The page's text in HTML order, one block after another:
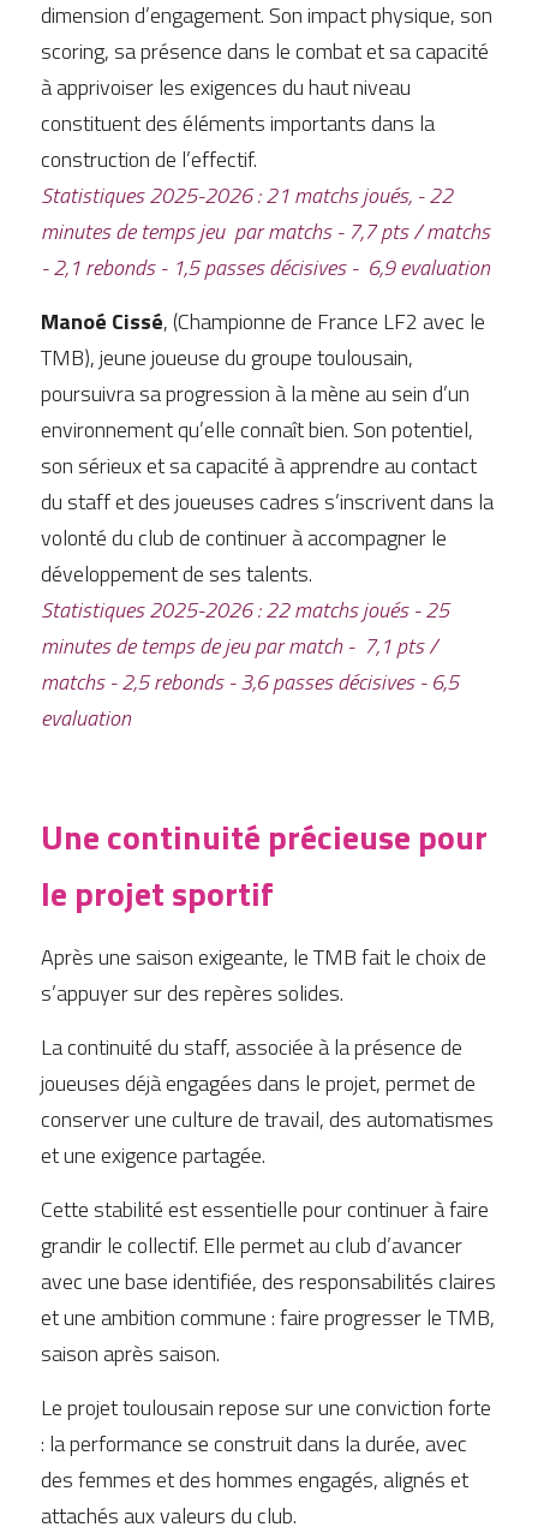
dimension d’engagement. Son impact physique, son
scoring, sa présence dans le combat et sa capacité
à apprivoiser les exigences du haut niveau
constituent des éléments importants dans la
construction de l’effectif.
Statistiques 2025-2026 : 21 matchs joués, - 22
minutes de temps jeu  par matchs - 7,7 pts / matchs
- 2,1 rebonds - 1,5 passes décisives -  6,9 evaluation
Manoé Cissé, (Championne de France LF2 avec le
TMB), jeune joueuse du groupe toulousain,
poursuivra sa progression à la mène au sein d’un
environnement qu’elle connaît bien. Son potentiel,
son sérieux et sa capacité à apprendre au contact
du staff et des joueuses cadres s’inscrivent dans la
volonté du club de continuer à accompagner le
développement de ses talents.
Statistiques 2025-2026 : 22 matchs joués - 25
minutes de temps de jeu par match -  7,1 pts /
matchs - 2,5 rebonds - 3,6 passes décisives - 6,5
evaluation
Une continuité précieuse pour
le projet sportif
Après une saison exigeante, le TMB fait le choix de
s’appuyer sur des repères solides.
La continuité du staff, associée à la présence de
joueuses déjà engagées dans le projet, permet de
conserver une culture de travail, des automatismes
et une exigence partagée.
Cette stabilité est essentielle pour continuer à faire
grandir le collectif. Elle permet au club d’avancer
avec une base identifiée, des responsabilités claires
et une ambition commune : faire progresser le TMB,
saison après saison.
Le projet toulousain repose sur une conviction forte
: la performance se construit dans la durée, avec
des femmes et des hommes engagés, alignés et
attachés aux valeurs du club.